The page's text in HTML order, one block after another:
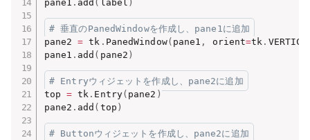
pane1 . add ( label )
# 垂直のPanedWindowを作成し、pane1に追加
pane2 = tk . PanedWindow( pane1 , orient=tk .
pane1 . add ( pane2 )
# Entryウィジェットを作成し、pane2に追加
top = tk . Entry( pane2 )
pane2 . add ( top )
# Buttonウィジェットを作成し、pane2に追加